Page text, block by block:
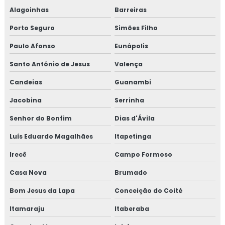
Alagoinhas Barreiras
Porto Seguro Simões Filho
Paulo Afonso Eunápolis
Santo Antônio de Jesus Valença
Candeias Guanambi
Jacobina Serrinha
Senhor do Bonfim Dias d'Ávila
Luís Eduardo Magalhães Itapetinga
Irecê Campo Formoso
Casa Nova Brumado
Bom Jesus da Lapa Conceição do Coité
Itamaraju Itaberaba